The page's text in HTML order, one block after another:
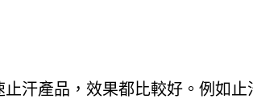
汗產品，效果都比較好。例如